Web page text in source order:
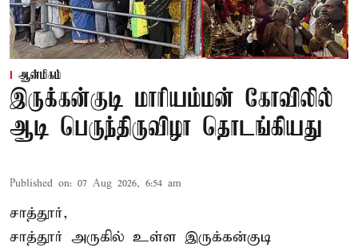
ஆன்மிகம்
இருக்கன்குடி மாரியம்மன் கோவிலில்
ஆடி பெருந்திருவிழா தொடங்கியது
Published on: 07 Aug 2026, 6:54 am
சாத்தூர்,
சாத்தூர் அருகில் உள்ள இருக்கன்குடி